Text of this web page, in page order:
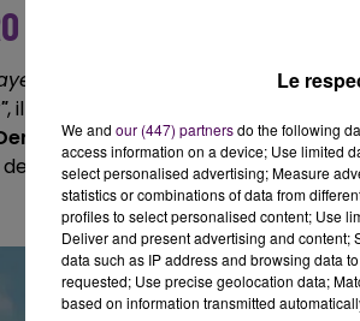
CE SAMEDI 6 JANVIER À
on Ice" : Philippe Candeloro sera
, il proposera le spectacle de clôture
tours possibles aussi pour
haut était proposé depuis début
Le
We and our (447) partnersdo the following
access information on a device; Use limited
select personalised advertising; Measure
statistics or combinations of data from
profiles to select personalised content; Use
Deliver and present advertising and
data such as IP address and browsing data
requested; Use precise geolocation data;
based on information transmitted